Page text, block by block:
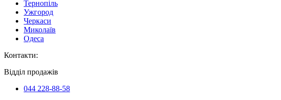
Тернопіль
Ужгород
Черкаси
Миколаїв
Одеса
Контакти:
Відділ продажів
044 228-88-58